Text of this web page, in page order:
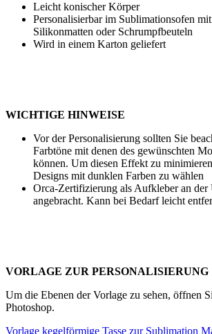
Leicht konischer Körper
Personalisierbar im Sublimationsofen
Silikonmatten oder Schrumpfbeuteln
Wird in einem Karton geliefert
WICHTIGE HINWEISE
Vor der Personalisierung sollten Sie
Farbtöne mit denen des gewünschten
können. Um diesen Effekt zu
Designs mit dunklen Farben zu wählen
Orca-Zertifizierung als Aufkleber an der
angebracht. Kann bei Bedarf leicht
VORLAGE ZUR PERSONALISIERUNG
Um die Ebenen der Vorlage zu sehen, öffnen
Photoshop.
Vorlage kegelförmige Tasse zur Sublimation